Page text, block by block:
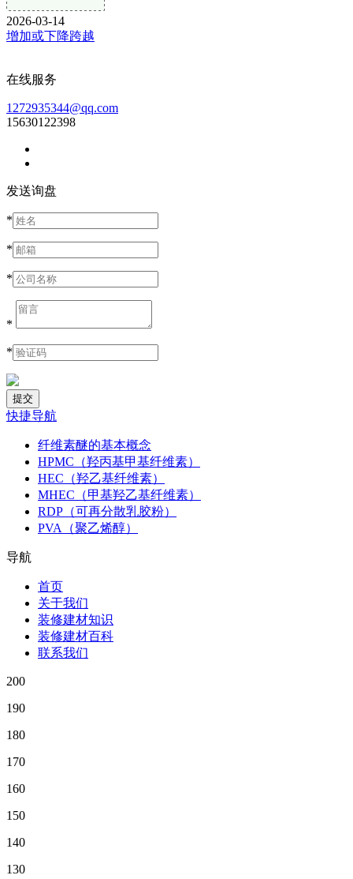
2026-03-14
增加或下降跨越
在线服务
1272935344@qq.com
15630122398
发送询盘
*
*
*
*
*
快捷导航
纤维素醚的基本概念
HPMC（羟丙基甲基纤维素）
HEC（羟乙基纤维素）
MHEC（甲基羟乙基纤维素）
RDP（可再分散乳胶粉）
PVA（聚乙烯醇）
导航
首页
关于我们
装修建材知识
装修建材百科
联系我们
200
190
180
170
160
150
140
130